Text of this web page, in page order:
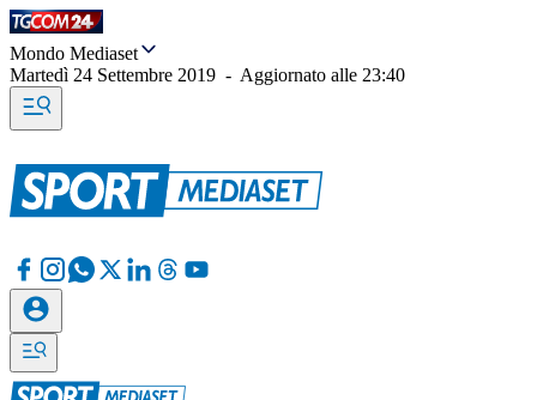
Mondo Mediaset
Martedì 24 Settembre 2019 - Aggiornato alle 23:40